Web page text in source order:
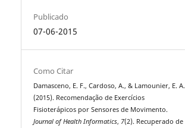
Publicado
07-06-2015
Como Citar
Damasceno, E. F., Cardoso, A., & Lamounier, E. A.
(2015). Recomendação de Exercícios
Fisioterápicos por Sensores de Movimento.
Journal of Health Informatics, 7(2). Recuperado de